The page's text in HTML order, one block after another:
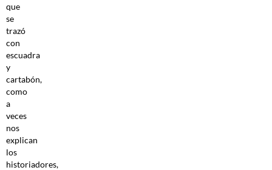
que
se
trazó
con
escuadra
y
cartabón,
como
a
veces
nos
explican
los
historiadores,